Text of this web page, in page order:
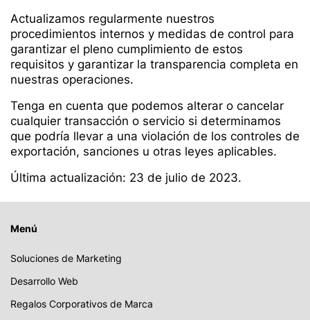
Actualizamos regularmente nuestros
procedimientos internos y medidas de control para
garantizar el pleno cumplimiento de estos
requisitos y garantizar la transparencia completa en
nuestras operaciones.
Tenga en cuenta que podemos alterar o cancelar
cualquier transacción o servicio si determinamos
que podría llevar a una violación de los controles de
exportación, sanciones u otras leyes aplicables.
Última actualización: 23 de julio de 2023.
Menú
Soluciones de Marketing
Desarrollo Web
Regalos Corporativos de Marca